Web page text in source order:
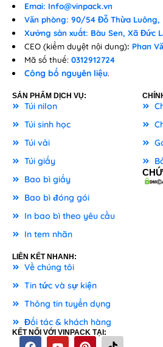
Emai: Info@vinpack.vn
Văn phòng: 90/54 Đỗ Thừa Luông,
Xưởng sản xuất: Bàu Sen, Xã Đức
CEO (kiểm duyệt nội dung): Phan
Mã số thuế: 0312912724
Công bố nguyên liệu.
SẢN PHẨM DỊCH VỤ:
Túi nilon
Túi sinh học
Túi vải
Túi giấy
Bao bì giấy
Bao bì đóng gói
In bao bì theo yêu cầu
In tem nhãn
LIÊN KẾT NHANH:
Về chúng tôi
Tin tức và sự kiện
Thông tin tuyển dụng
Đối tác & khách hàng
KẾT NỐI VỚI VINPACK TẠI: